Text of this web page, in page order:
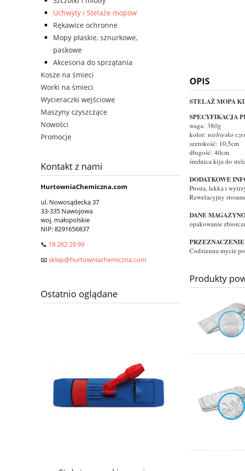
Uchwyty i Stelaże mopów
Rękawice ochronne
Mopy płaskie, sznurkowe,
paskowe
Akcesoria do sprzątania
Kosze na śmieci
Worki na śmieci
Wycieraczki wejściowe
Maszyny czyszczące
Nowości
Promocje
Kontakt z nami
HurtowniaChemiczna.com
ul. Nowosądecka 37
33-335 Nawojowa
woj. małopolskie
NIP:8291656837
📞 18 262 29 99
📧sklep@hurtowniachemiczna.com
Ostatnio oglądane
OPIS
STELAŻ MOPA
SPECYFIKACJA
waga: 380g
kolor: niebiesko
szerokość: 10,5cm
długość: 40cm
średnica kija do
DODATKOWE
Prosta, lekka i
Rewelacyjny
DANE
opakowanie
PRZEZNACZENIE
Codzienna mycie
Produkty